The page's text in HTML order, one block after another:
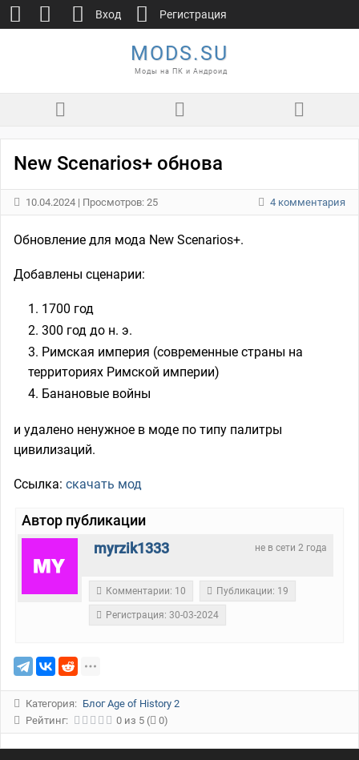
MODS.SU
Моды на ПК и Андроид
New Scenarios+ обнова
10.04.2024 | Просмотров: 25 4 комментария
Обновление для мода New Scenarios+.
Добавлены сценарии:
1700 год
300 год до н. э.
Римская империя (современные страны на
территориях Римской империи)
Банановые войны
и удалено ненужное в моде по типу палитры
цивилизаций.
Ссылка: скачать мод
Автор публикации
не в сети 2 года
myrzik1333
Комментарии: 10 Публикации: 19
Регистрация: 30-03-2024
Категория: Блог Age of History 2
Рейтинг:
0 из 5 ( 0)
Вход Регистрация